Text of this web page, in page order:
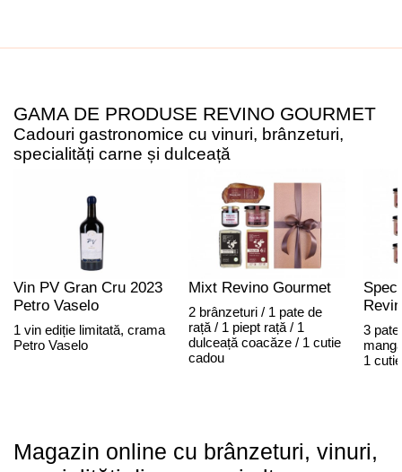
GAMA DE PRODUSE REVINO GOURMET
Cadouri gastronomice cu vinuri, brânzeturi,
specialități carne și dulceață
Vin PV Gran Cru 2023
Petro Vaselo
1 vin ediție limitată, crama
Petro Vaselo
Mixt Revino Gourmet
2 brânzeturi / 1 pate de
rață / 1 piept rață / 1
dulceață coacăze / 1 cutie
cadou
3
1
Magazin online cu brânzeturi, vinuri,